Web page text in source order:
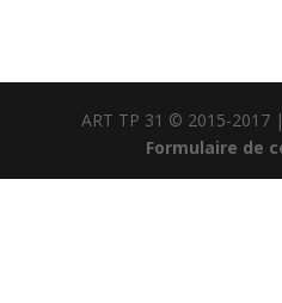
ART TP 31 © 2015-2017 |
Formulaire de